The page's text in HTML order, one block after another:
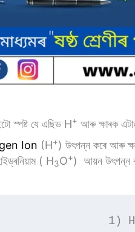
স্পষ্ট যে এছিড H+ আৰু ক্ষাৰক
Ion (H+) উৎপন্ন কৰে আৰু
( H3O+) আয়ন উৎপন্ন
1)